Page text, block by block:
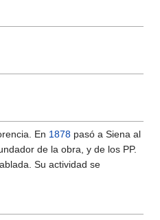
En 1878 pasó a Siena al
de la obra, y de los PP.
Su actividad se